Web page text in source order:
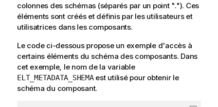
colonnes des schémas (séparés par un point "."). Ces
éléments sont créés et définis par les utilisateurs et
utilisatrices dans les composants.
Le code ci-dessous propose un exemple d'accès à
certains éléments du schéma des composants. Dans
cet exemple, le nom de la variable
ELT_METADATA_SHEMAest utilisé pour obtenir le
schéma du composant.